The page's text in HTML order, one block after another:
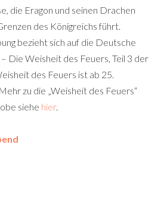
die Eragon und seinen Drachen
des Königreichs führt.
bezieht sich auf die Deutsche
Die Weisheit des Feuers, Teil 3 der
des Feuers ist ab 25.
zu die „Weisheit des Feuers“
siehe hier.